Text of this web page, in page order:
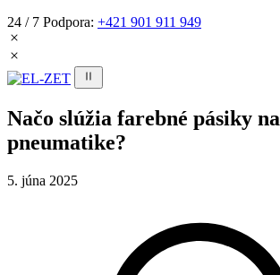
24 / 7 Podpora: +421 901 911 949
Načo slúžia farebné pásiky na
pneumatike?
5. júna 2025